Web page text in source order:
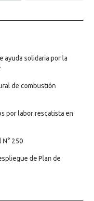
ayuda solidaria por la
de combustión
por labor rescatista en
N° 250
de Plan de